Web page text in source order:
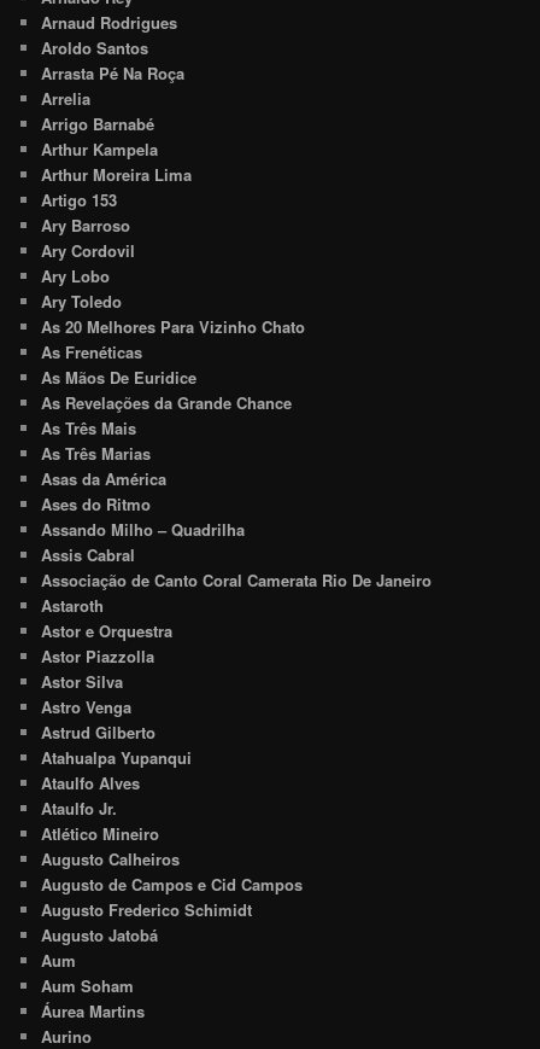
Arnaud Rodrigues
Aroldo Santos
Arrasta Pé Na Roça
Arrelia
Arrigo Barnabé
Arthur Kampela
Arthur Moreira Lima
Artigo 153
Ary Barroso
Ary Cordovil
Ary Lobo
Ary Toledo
As 20 Melhores Para Vizinho Chato
As Frenéticas
As Mãos De Euridice
As Revelações da Grande Chance
As Três Mais
As Três Marias
Asas da América
Ases do Ritmo
Assando Milho – Quadrilha
Assis Cabral
Associação de Canto Coral Camerata Rio De Janeiro
Astaroth
Astor e Orquestra
Astor Piazzolla
Astor Silva
Astro Venga
Astrud Gilberto
Atahualpa Yupanqui
Ataulfo Alves
Ataulfo Jr.
Atlético Mineiro
Augusto Calheiros
Augusto de Campos e Cid Campos
Augusto Frederico Schimidt
Augusto Jatobá
Aum
Aum Soham
Áurea Martins
Aurino